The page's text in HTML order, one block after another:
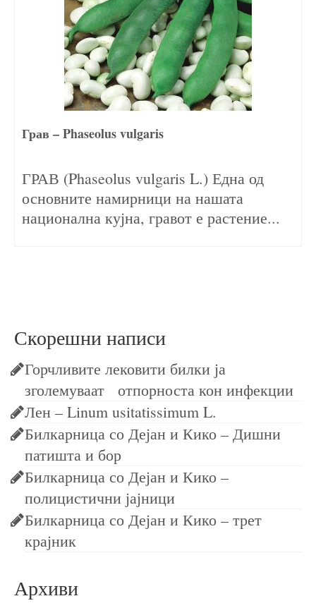
Грав – Phaseolus vulgaris
ГРАВ (Phaseolus vulgaris L.) Една од
основните намирници на нашата
национална кујна, гравот е растение...
Скорешни написи
Горчливите лековити билки ја
зголемуваат отпорноста кон инфекции
Лен – Linum usitatissimum L.
Билкарница со Дејан и Кико – Дишни
патишта и бор
Билкарница со Дејан и Кико –
полицистични јајници
Билкарница со Дејан и Кико – трет
крајник
Архиви